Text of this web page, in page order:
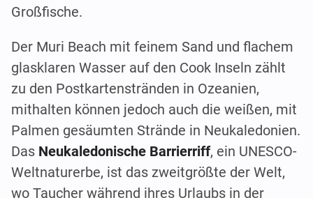
Großfische.
Der Muri Beach mit feinem Sand und flachem
glasklaren Wasser auf den Cook Inseln zählt
zu den Postkartenstränden in Ozeanien,
mithalten können jedoch auch die weißen, mit
Palmen gesäumten Strände in Neukaledonien.
Das Neukaledonische Barrierriff, ein UNESCO-
Weltnaturerbe, ist das zweitgrößte der Welt,
wo Taucher während ihres Urlaubs in der